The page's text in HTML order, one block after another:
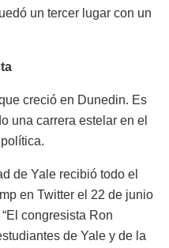
un tercer lugar con un
creció en Dunedin. Es
una carrera estelar en el
de Yale recibió todo el
en Twitter el 22 de junio
congresista Ron
de Yale y de la